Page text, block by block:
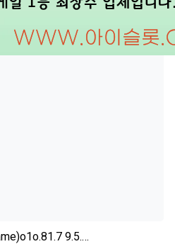
9.5.…